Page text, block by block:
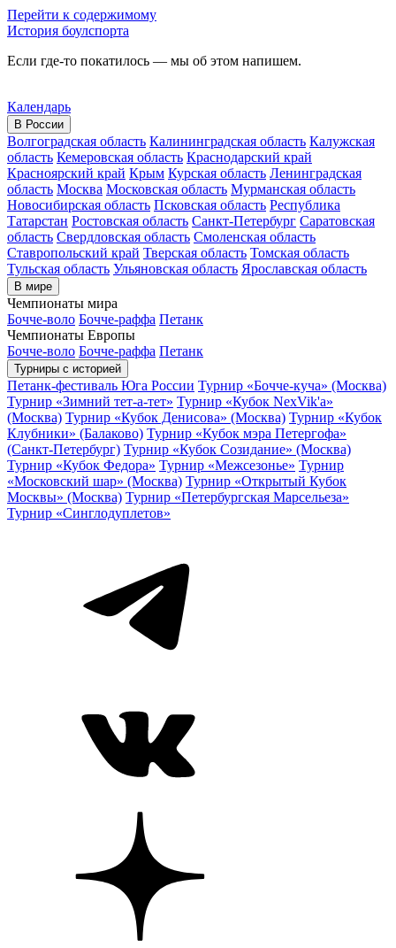
Перейти к содержимому
История боулспорта
Если где-то покатилось — мы об этом напишем.
Календарь
В России
Волгоградская область Калининградская область Калужская
область Кемеровская область Краснодарский край
Красноярский край Крым Курская область Ленинградская
область Москва Московская область Мурманская область
Новосибирская область Псковская область Республика
Татарстан Ростовская область Санкт-Петербург Саратовская
область Свердловская область Смоленская область
Ставропольский край Тверская область Томская область
Тульская область Ульяновская область Ярославская область
В мире
Чемпионаты мира
Бочче-воло Бочче-раффа Петанк
Чемпионаты Европы
Бочче-воло Бочче-раффа Петанк
Турниры с историей
Петанк-фестиваль Юга России Турнир «Бочче-куча» (Москва)
Турнир «Зимний тет-а-тет» Турнир «Кубок NexVik'a»
(Москва) Турнир «Кубок Денисова» (Москва) Турнир «Кубок
Клубники» (Балаково) Турнир «Кубок мэра Петергофа»
(Санкт-Петербург) Турнир «Кубок Созидание» (Москва)
Турнир «Кубок Федора» Турнир «Межсезонье» Турнир
«Московский шар» (Москва) Турнир «Открытый Кубок
Москвы» (Москва) Турнир «Петербургская Марсельеза»
Турнир «Синглодуплетов»